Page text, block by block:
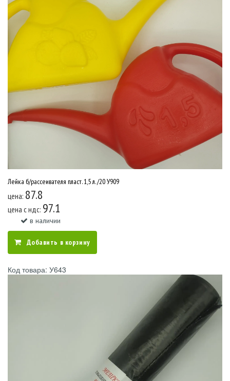
Лейка б/рассеивателя пласт. 1,5 л. /20 У909
цена: 87.8
цена c ндс: 97.1
в наличии
Добавить в корзину
Код товара: У643